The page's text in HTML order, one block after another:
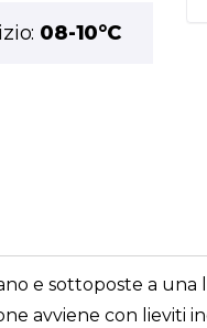
08-10°C
e sottoposte a
avviene con lieviti